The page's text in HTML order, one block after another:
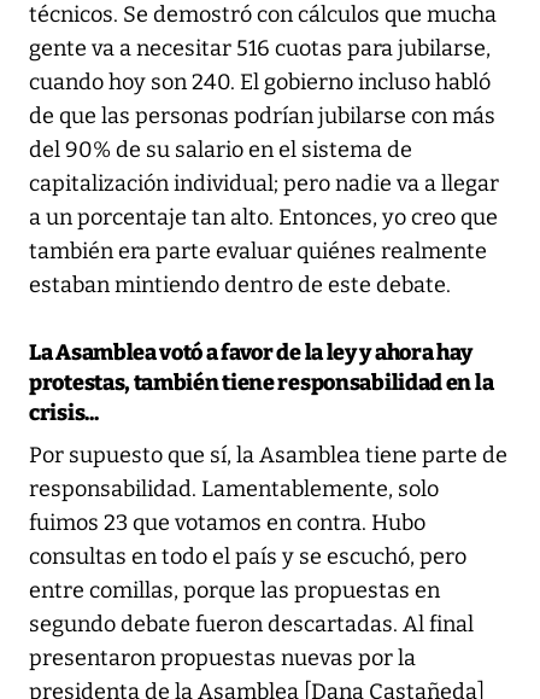
técnicos. Se demostró con cálculos que mucha
gente va a necesitar 516 cuotas para jubilarse,
cuando hoy son 240. El gobierno incluso habló
de que las personas podrían jubilarse con más
del 90% de su salario en el sistema de
capitalización individual; pero nadie va a llegar
a un porcentaje tan alto. Entonces, yo creo que
también era parte evaluar quiénes realmente
estaban mintiendo dentro de este debate.
La Asamblea votó a favor de la ley y ahora hay
protestas, también tiene responsabilidad en la
crisis...
Por supuesto que sí, la Asamblea tiene parte de
responsabilidad. Lamentablemente, solo
fuimos 23 que votamos en contra. Hubo
consultas en todo el país y se escuchó, pero
entre comillas, porque las propuestas en
segundo debate fueron descartadas. Al final
presentaron propuestas nuevas por la
presidenta de la Asamblea [Dana Castañeda]